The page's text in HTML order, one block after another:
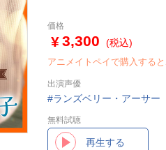
価格
3,300 (税込)
アニメイトペイで購入する
出演声優
ランズベリー・アーサー
無料試聴
再生する